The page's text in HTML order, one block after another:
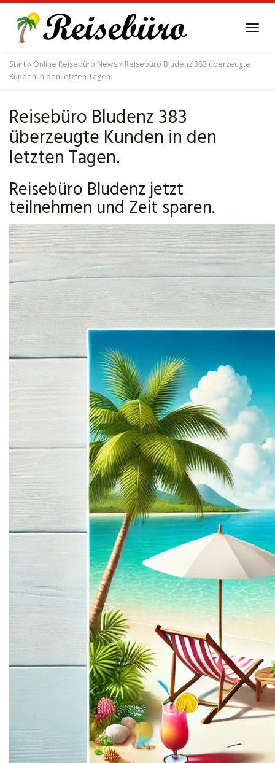
main
content
Start» Online Reisebüro News» Reisebüro Bludenz 383 überzeugte
Kunden in den letzten Tagen.
Reisebüro Bludenz 383
überzeugte Kunden in den
letzten Tagen.
Reisebüro Bludenz jetzt
teilnehmen und Zeit sparen.